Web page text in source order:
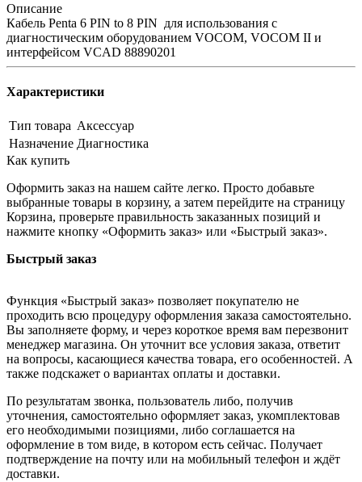
Описание
Кабель Penta 6 PIN to 8 PIN для использования с
диагностическим оборудованием VOCOM, VOCOM II и
интерфейсом VCAD 88890201
Характеристики
Тип товара Аксессуар
Назначение Диагностика
Как купить
Оформить заказ на нашем сайте легко. Просто добавьте
выбранные товары в корзину, а затем перейдите на страницу
Корзина, проверьте правильность заказанных позиций и
нажмите кнопку «Оформить заказ» или «Быстрый заказ».
Быстрый заказ
Функция «Быстрый заказ» позволяет покупателю не
проходить всю процедуру оформления заказа самостоятельно.
Вы заполняете форму, и через короткое время вам перезвонит
менеджер магазина. Он уточнит все условия заказа, ответит
на вопросы, касающиеся качества товара, его особенностей. А
также подскажет о вариантах оплаты и доставки.
По результатам звонка, пользователь либо, получив
уточнения, самостоятельно оформляет заказ, укомплектовав
его необходимыми позициями, либо соглашается на
оформление в том виде, в котором есть сейчас. Получает
подтверждение на почту или на мобильный телефон и ждёт
доставки.